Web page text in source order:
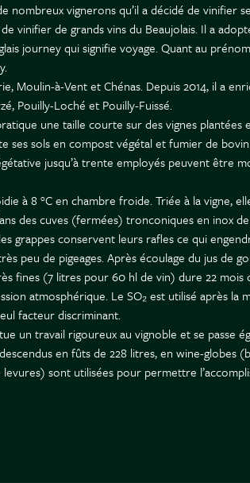
nombreux vignerons qu’il a décidé de vinifier
vinifier de grands vins du Beaujolais. Il a
journey qui signifie voyage. Quant au
à-Vent et Chénas. Depuis 2014, il a
Pouilly-Loché et Pouilly-Fuissé.
une taille courte sur des vignes
ses sols en compost végétal et fumier de
jusqu’à trente employés peuvent être
à 8 °C en chambre froide. Triée à la vigne,
des cuves (fermées) tronconiques en inox
grappes conservent leurs rafles ce qui
peu de pigeages. Après écoulage du jus de
fines (7 litres pour 60 hl de vin) dure 22
atmosphérique. Le SO₂ est utilisé après la
facteur discriminant.
un travail rigoureux au vignoble et se passe
en fûts de 228 litres, en wine-
sont utilisées pour permettre
» à laquelle il est attaché. Pour ses vins